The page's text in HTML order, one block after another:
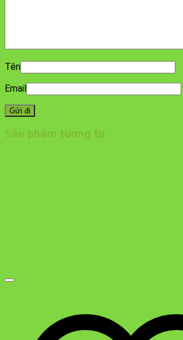
Tên
Email
Sản phẩm tương tự